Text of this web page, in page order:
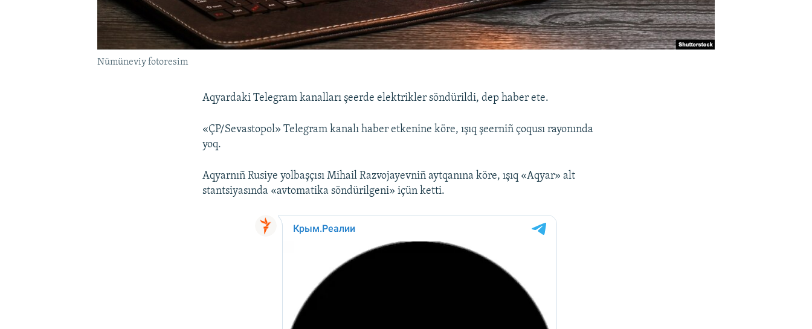
Nümüneviy fotoresim
Aqyardaki Telegram kanalları şeerde elektrikler söndürildi, dep haber ete.
«ÇP/Sevastopol» Telegram kanalı haber etkenine köre, ışıq şeerniñ çoqusı rayonında
yoq.
Aqyarnıñ Rusiye yolbaşçısı Mihail Razvojayevniñ aytqanına köre, ışıq «Aqyar» alt
stantsiyasında «avtomatika söndürilgeni» içün ketti.